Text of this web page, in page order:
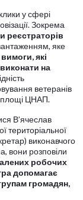
у сфері
Зокрема
реєстраторів
яке
які
на
ветеранів
площі ЦНАП.
В’ячеслав
територіальної
виконавчого
вони розповіли
робочих
допомагає
громадян,